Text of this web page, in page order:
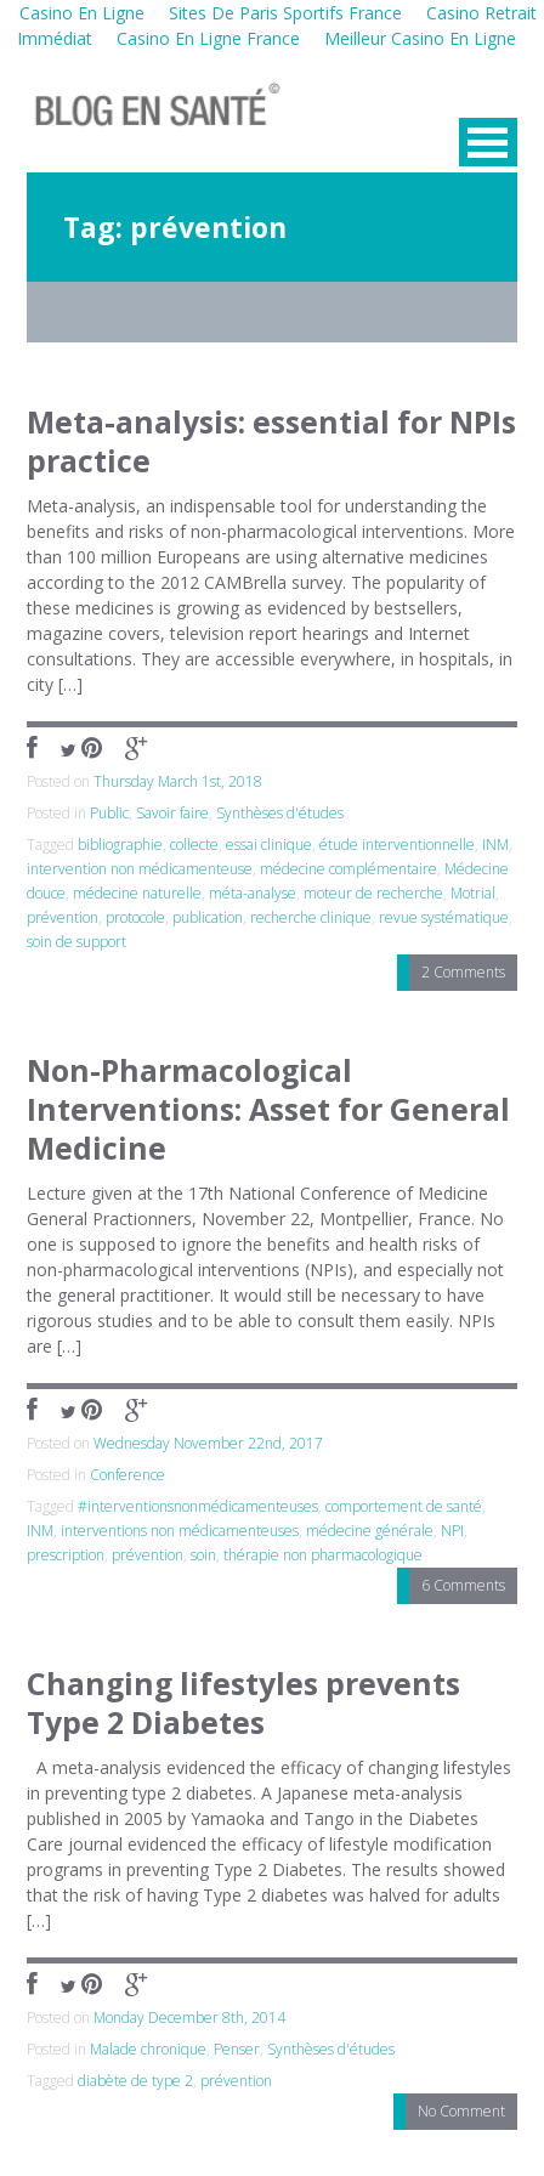
Casino En Ligne Sites De Paris Sportifs France
Casino Retrait
Immédiat
Casino En Ligne France Meilleur Casino En Ligne
Tag: prévention
Meta-analysis: essential for NPIs
practice
Meta-analysis, an indispensable tool for understanding the
benefits and risks of non-pharmacological interventions. More
than 100 million Europeans are using alternative medicines
according to the 2012 CAMBrella survey. The popularity of
these medicines is growing as evidenced by bestsellers,
magazine covers, television report hearings and Internet
consultations. They are accessible everywhere, in hospitals, in
city […]
Posted onThursday March 1st, 2018
Posted in Public, Savoir faire, Synthèses d'études
Tagged bibliographie,collecte,essai clinique,étude interventionnelle, INM,
intervention non médicamenteuse, médecine complémentaire, Médecine
douce, médecine naturelle, méta-analyse, moteur de recherche, Motrial,
prévention, protocole, publication, recherche clinique, revue systématique,
soin de support
2 Comments
Non-Pharmacological
Interventions: Asset for General
Medicine
Lecture given at the 17th National Conference of Medicine
General Practionners, November 22, Montpellier, France. No
one is supposed to ignore the benefits and health risks of
non-pharmacological interventions (NPIs), and especially not
the general practitioner. It would still be necessary to have
rigorous studies and to be able to consult them easily. NPIs
are […]
Posted onWednesday November 22nd, 2017
Posted in Conference
Tagged#interventionsnonmédicamenteuses,comportement de santé,
INM, interventions non médicamenteuses, médecine générale, NPI,
prescription, prévention,soin,thérapie non pharmacologique
6 Comments
Changing lifestyles prevents
Type 2 Diabetes
A meta-analysis evidenced the efficacy of changing lifestyles
in preventing type 2 diabetes. A Japanese meta-analysis
published in 2005 by Yamaoka and Tango in the Diabetes
Care journal evidenced the efficacy of lifestyle modification
programs in preventing Type 2 Diabetes. The results showed
that the risk of having Type 2 diabetes was halved for adults
[…]
Posted on Monday December 8th, 2014
Posted in Malade chronique, Penser, Synthèses d'études
Taggeddiabète de type 2, prévention
No Comment